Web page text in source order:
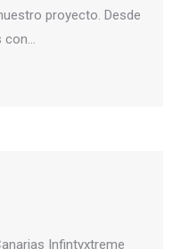
proyecto. Desde
con…
Infintyxtreme